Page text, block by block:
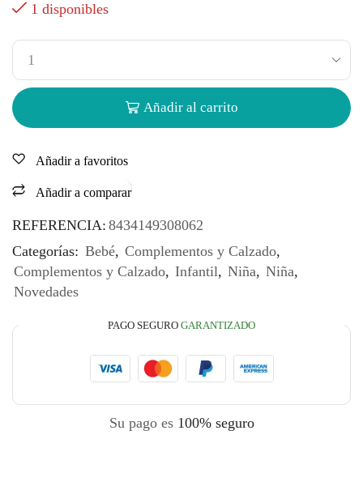
1 disponibles
Añadir al carrito
Añadir a favoritos
Añadir a comparar
REFERENCIA: 8434149308062
Categorías: Bebé, Complementos y Calzado,
Complementos y Calzado, Infantil, Niña, Niña,
Novedades
PAGO SEGURO GARANTIZADO
Su pago es 100% seguro